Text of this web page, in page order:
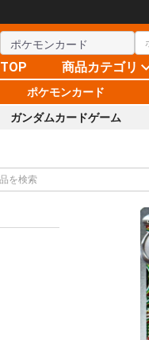
TOP 商品カテゴリ
ポケモンカード
ガンダムカードゲーム